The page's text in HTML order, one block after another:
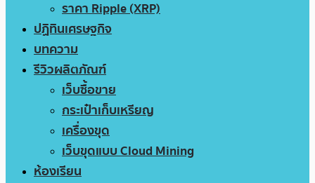
ราคา Ripple (XRP)
ปฏิทินเศรษฐกิจ
บทความ
รีวิวผลิตภัณฑ์
เว็บซื้อขาย
กระเป๋าเก็บเหรียญ
เครื่องขุด
เว็บขุดแบบ Cloud Mining
ห้องเรียน